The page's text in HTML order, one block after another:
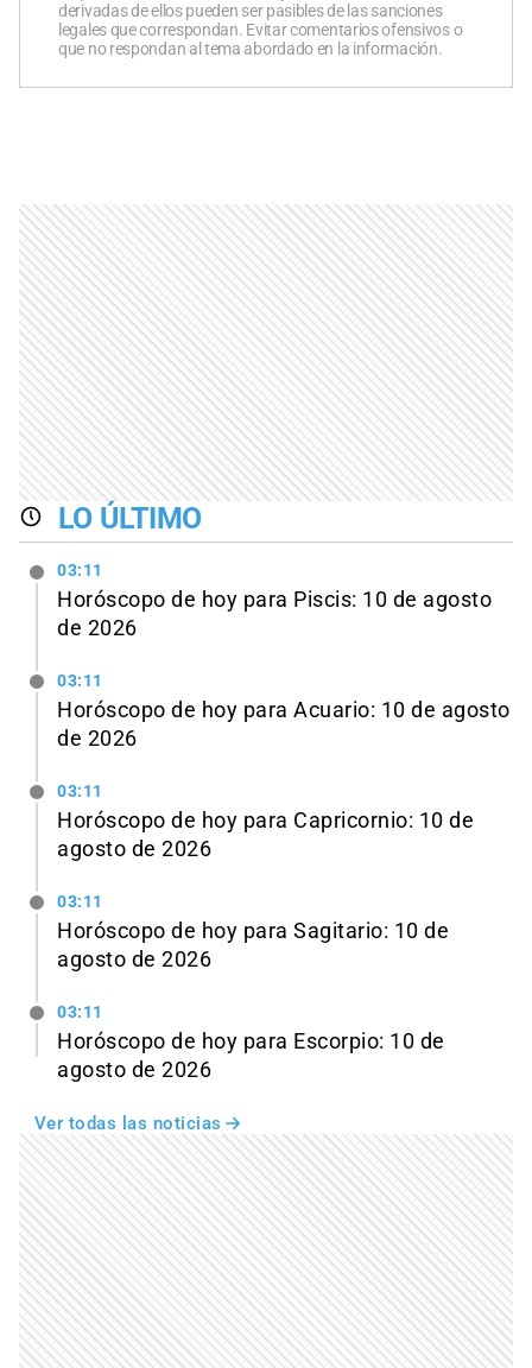
derivadas de ellos pueden ser pasibles de las sanciones
legales que correspondan. Evitar comentarios ofensivos o
que no respondan al tema abordado en la información.
LO ÚLTIMO
03:11
Horóscopo de hoy para Piscis: 10 de agosto
de 2026
03:11
Horóscopo de hoy para Acuario: 10 de agosto
de 2026
03:11
Horóscopo de hoy para Capricornio: 10 de
agosto de 2026
03:11
Horóscopo de hoy para Sagitario: 10 de
agosto de 2026
03:11
Horóscopo de hoy para Escorpio: 10 de
agosto de 2026
Ver todas las noticias